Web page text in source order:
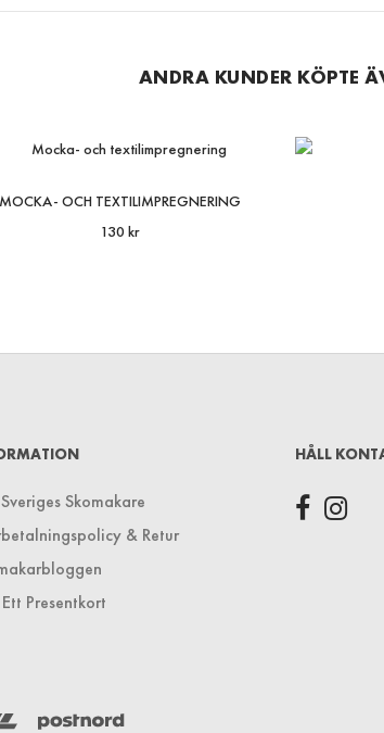
ANDRA KUNDER KÖPTE
MOCKA- OCH TEXTILIMPREGNERING
130 kr
Skomakare
& Retur
Presentkort
HÅLL